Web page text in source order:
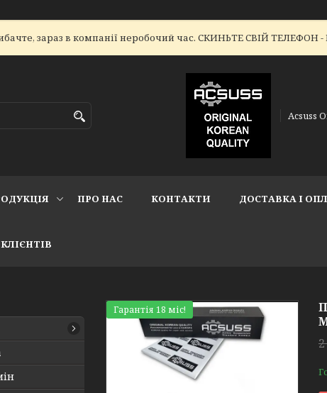
зараз в компанії неробочий час. СКИНЬТЕ СВІЙ
Acsuss
ПРО НАС КОНТАКТИ ДОСТАВКА І
Гарантія 18 міс!